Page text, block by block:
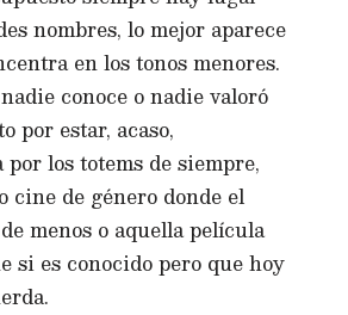
nombres, lo mejor aparece
en los tonos menores.
conoce o nadie valoró
por estar, acaso,
por los totems de siempre,
cine de género donde el
menos o aquella película
si es conocido pero que hoy